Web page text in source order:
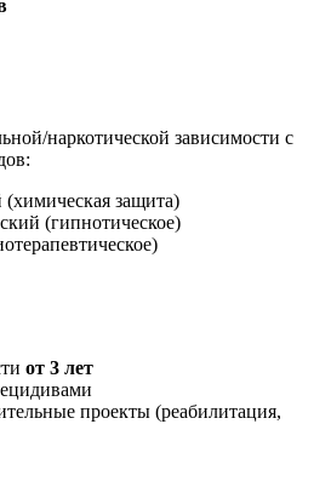
наркотической зависимости с
защита)
(гипнотическое)
от 3 лет
проекты (реабилитация,